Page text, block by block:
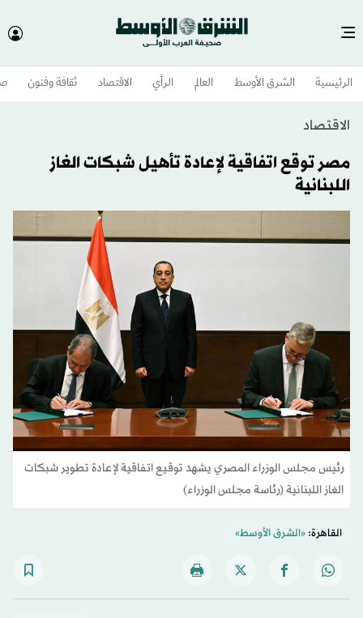
الرئيسية الشرق الأوسط​ العالم الرأي الاقتصاد ثقافة وفنون
الاقتصاد
مصر توقع اتفاقية لإعادة تأهيل شبكات الغاز
اللبنانية
رئيس مجلس الوزراء المصري يشهد توقيع اتفاقية لإعادة تطوير شبكات
الغاز اللبنانية (رئاسة مجلس الوزراء)
القاهرة:«الشرق الأوسط»